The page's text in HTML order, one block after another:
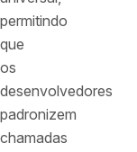
permitindo
que
os
desenvolvedores
padronizem
chamadas